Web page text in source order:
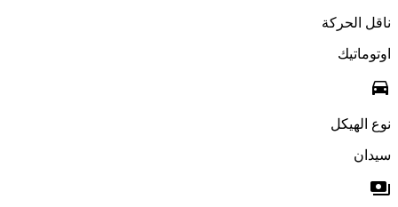
ناقل الحركة
اوتوماتيك
directions_car
نوع الهيكل
سيدان
payments